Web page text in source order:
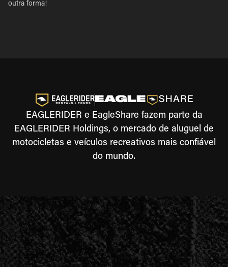
outra forma!
EAGLERIDER e EagleShare fazem parte da
EAGLERIDER Holdings, o mercado de aluguel de
motocicletas e veículos recreativos mais confiável
do mundo.